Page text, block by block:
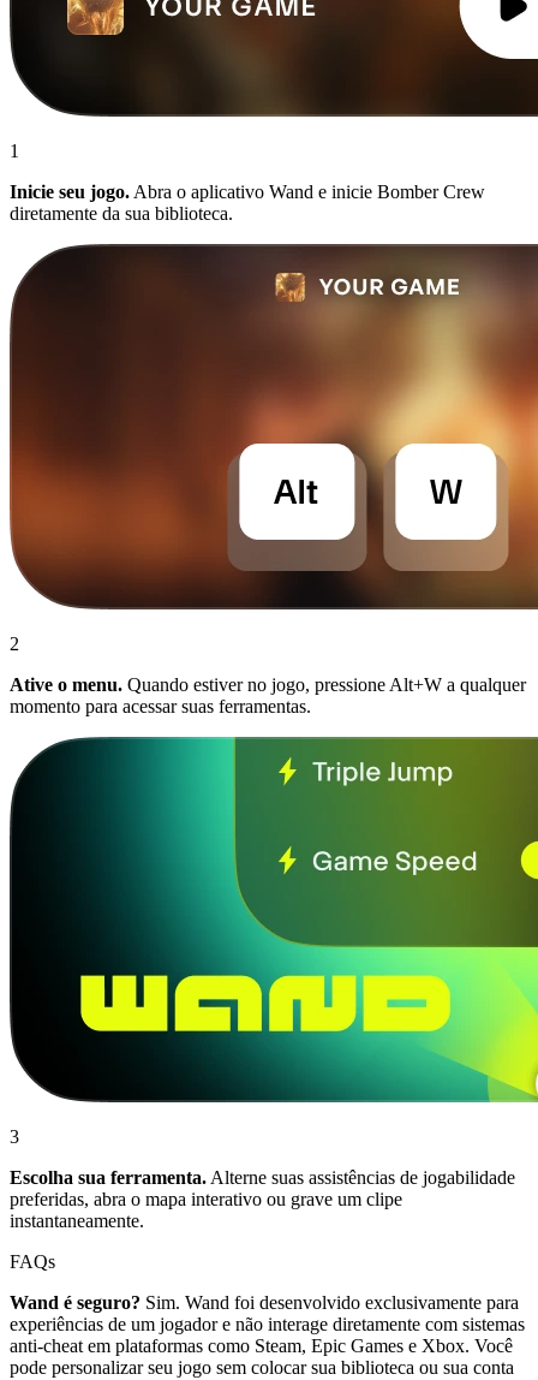
1
Inicie seu jogo. Abra o aplicativo Wand e inicie Bomber Crew
diretamente da sua biblioteca.
2
Ative o menu. Quando estiver no jogo, pressione Alt+W a qualquer
momento para acessar suas ferramentas.
3
Escolha sua ferramenta. Alterne suas assistências de jogabilidade
preferidas, abra o mapa interativo ou grave um clipe
instantaneamente.
FAQs
Wand é seguro? Sim. Wand foi desenvolvido exclusivamente para
experiências de um jogador e não interage diretamente com sistemas
anti-cheat em plataformas como Steam, Epic Games e Xbox. Você
pode personalizar seu jogo sem colocar sua biblioteca ou sua conta